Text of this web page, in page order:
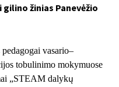
žinias Panevėžio
vasario–
tobulinimo mokymuose
„STEAM dalykų